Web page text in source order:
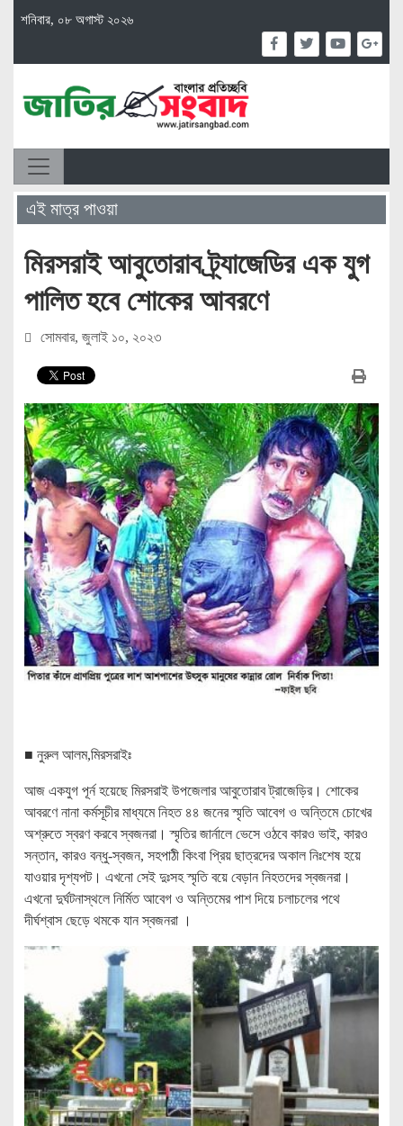
শনিবার, ০৮ অগাস্ট ২০২৬
এই মাত্র পাওয়া
মিরসরাই আবুতোরাব ট্র্যাজেডির এক যুগ
পালিত হবে শোকের আবরণে
সোমবার, জুলাই ১০, ২০২৩
■ নুরুল আলম,মিরসরাইঃ
আজ একযুগ পূর্ন হয়েছে মিরসরাই উপজেলার আবুতোরাব ট্রাজেড়ির। শোকের
আবরণে নানা কর্মসূচীর মাধ্যমে নিহত ৪৪ জনের স্মৃতি আবেগ ও অন্তিমে চোখের
অশ্রুতে স্বরণ করবে স্বজনরা। স্মৃতির জার্নালে ভেসে ওঠবে কারও ভাই, কারও
সন্তান, কারও বন্ধু-স্বজন, সহপাঠী কিংবা প্রিয় ছাত্রদের অকাল নিঃশেষ হয়ে
যাওয়ার দৃশ্যপট। এখনো সেই দুঃসহ স্মৃতি বয়ে বেড়ান নিহতদের স্বজনরা।
এখনো দুর্ঘটনাস্থলে নির্মিত আবেগ ও অন্তিমের পাশ দিয়ে চলাচলের পথে
দীর্ঘশ্বাস ছেড়ে থমকে যান স্বজনরা ।